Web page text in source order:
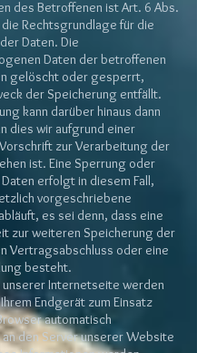
des Betroffenen ist Art. 6 Abs.
die Rechtsgrundlage für die
Daten. Die
Daten der betroffenen
gelöscht oder gesperrt,
der Speicherung entfällt.
kann darüber hinaus dann
dies wir aufgrund einer
zur Verarbeitung der
ist. Eine Sperrung oder
erfolgt in diesem Fall,
vorgeschriebene
es sei denn, dass eine
zur weiteren Speicherung der
Vertragsabschluss oder eine
besteht.
unserer Internetseite werden
Endgerät zum Einsatz
automatisch
den Server unserer Website